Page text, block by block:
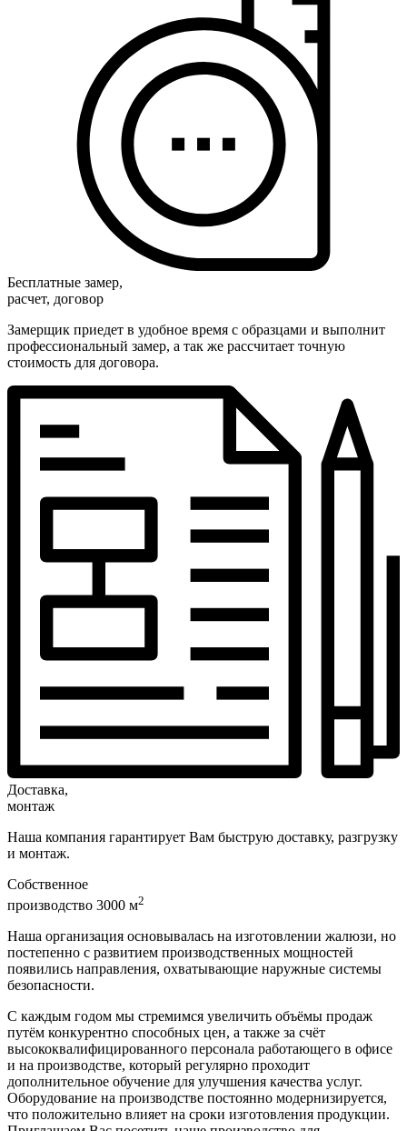
Бесплатные замер,
расчет, договор
Замерщик приедет в удобное время с образцами и выполнит
профессиональный замер, а так же рассчитает точную
стоимость для договора.
Доставка,
монтаж
Наша компания гарантирует Вам быструю доставку, разгрузку
и монтаж.
Собственное
производство 3000 м2
Наша организация основывалась на изготовлении жалюзи, но
постепенно с развитием производственных мощностей
появились направления, охватывающие наружные системы
безопасности.
С каждым годом мы стремимся увеличить объёмы продаж
путём конкурентно способных цен, а также за счёт
высококвалифицированного персонала работающего в офисе
и на производстве, который регулярно проходит
дополнительное обучение для улучшения качества услуг.
Оборудование на производстве постоянно модернизируется,
что положительно влияет на сроки изготовления продукции.